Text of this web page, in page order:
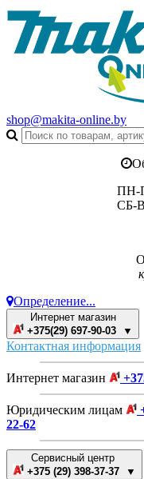
shop@makita-online.by
ПН-
СБ-
Определение...
Интернет магазин
+375(29) 697-90-03 ▼
Контактная информация
Интернет магазин
Юридическим лицам
22-62
Сервисный центр
+375 (29) 398-37-37 ▼